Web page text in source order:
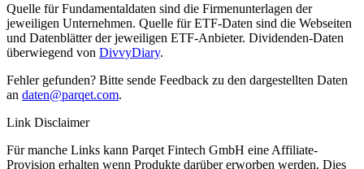
Quelle für Fundamentaldaten sind die Firmenunterlagen der
jeweiligen Unternehmen. Quelle für ETF-Daten sind die Webseiten
und Datenblätter der jeweiligen ETF-Anbieter. Dividenden-Daten
überwiegend von DivvyDiary.
Fehler gefunden? Bitte sende Feedback zu den dargestellten Daten
an daten@parqet.com.
Link Disclaimer
Für manche Links kann Parqet Fintech GmbH eine Affiliate-
Provision erhalten wenn Produkte darüber erworben werden. Dies